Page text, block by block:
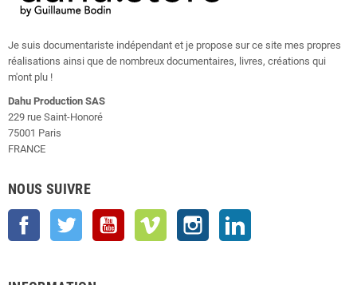
Je suis documentariste indépendant et je propose sur ce site mes propres
réalisations ainsi que de nombreux documentaires, livres, créations qui
m'ont plu !
Dahu Production SAS
229 rue Saint-Honoré
75001 Paris
FRANCE
NOUS SUIVRE
Facebook Twitter YouTube Vimeo Instagram